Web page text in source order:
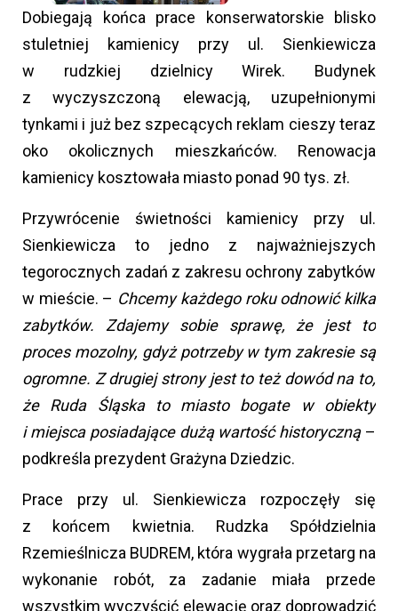
Dobiegają końca prace konserwatorskie blisko
stuletniej kamienicy przy ul. Sienkiewicza
w rudzkiej dzielnicy Wirek. Budynek
z wyczyszczoną elewacją, uzupełnionymi
tynkami i już bez szpecących reklam cieszy teraz
oko okolicznych mieszkańców. Renowacja
kamienicy kosztowała miasto ponad 90 tys. zł.
Przywrócenie świetności kamienicy przy ul.
Sienkiewicza to jedno z najważniejszych
tegorocznych zadań z zakresu ochrony zabytków
w mieście. – Chcemy każdego roku odnowić kilka
zabytków. Zdajemy sobie sprawę, że jest to
proces mozolny, gdyż potrzeby w tym zakresie są
ogromne. Z drugiej strony jest to też dowód na to,
że Ruda Śląska to miasto bogate w obiekty
i miejsca posiadające dużą wartość historyczną–
podkreśla prezydent Grażyna Dziedzic.
Prace przy ul. Sienkiewicza rozpoczęły się
z końcem kwietnia. Rudzka Spółdzielnia
Rzemieślnicza BUDREM, która wygrała przetarg na
wykonanie robót, za zadanie miała przede
wszystkim wyczyścić elewację oraz doprowadzić